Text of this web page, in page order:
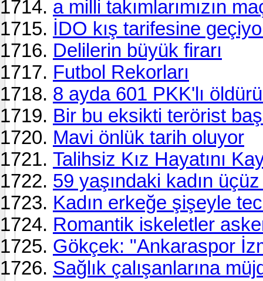
a milli takımlarımızın
İDO kış tarifesine
Delilerin büyük firarı
Futbol Rekorları
8 ayda 601 PKK'lı
Bir bu eksikti terörist
Mavi önlük tarih oluyor
Talihsiz Kız Hayatını
59 yaşındaki kadın
Kadın erkeğe şişeyle
Romantik iskeletler
Gökçek: "Ankaraspor
Sağlık çalışanlarına